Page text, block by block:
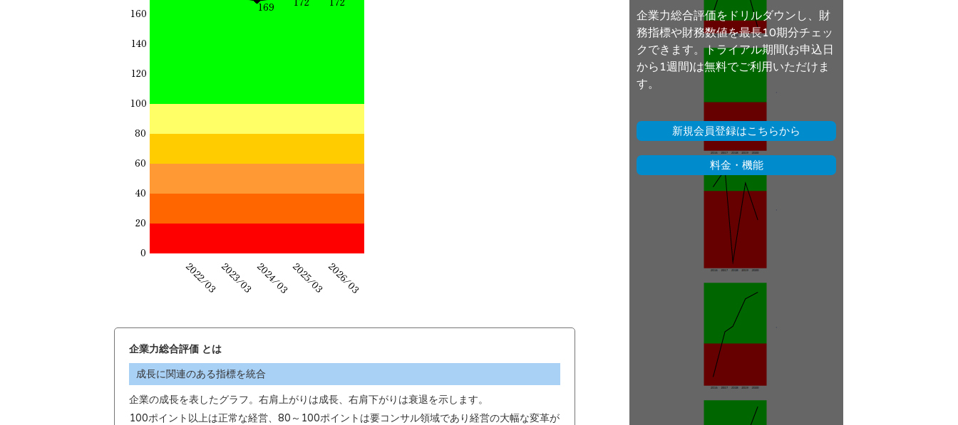
企業力総合評価 とは
成長に関連のある指標を統合
企業の成長を表したグラフ。右肩上がりは成長、右肩下がりは衰退を示します。
100ポイント以上は正常な経営、80～100ポイントは要コンサル領域であり経営の大幅な変革が
企業力総合評価をドリルダウンし、財
務指標や財務数値を最長10期分チェッ
クできます。トライアル期間(お申込日
から1週間)は無料でご利用いただけま
す。
新規会員登録はこちらから
料金・機能